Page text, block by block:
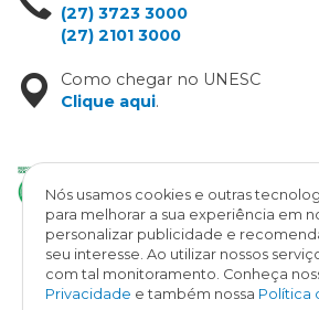
(27) 3723 3000
(27) 2101 3000
Como chegar no UNESC
Clique aqui.
Todos os
Nós usamos cookies e outras
para melhorar a sua experiência em
personalizar publicidade e
seu interesse. Ao utilizar nossos
com tal monitoramento. Conheça
Privacidade e também nossa Política